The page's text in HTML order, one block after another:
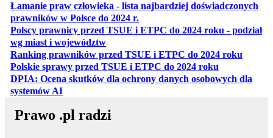
Łamanie praw człowieka - lista najbardziej doświadczonych
prawników w Polsce do 2024 r.
Polscy prawnicy przed TSUE i ETPC do 2024 roku - podział
wg miast i województwotwiera się w nowej karcie
Ranking prawników przed TSUE i ETPC do 2024 roku
Polskie sprawy przed TSUE i ETPC do 2024 roku
DPIA: Ocena skutków dla ochrony danych osobowych dla
systemów AIotwiera się w nowej karcie
Prawo .pl radzi